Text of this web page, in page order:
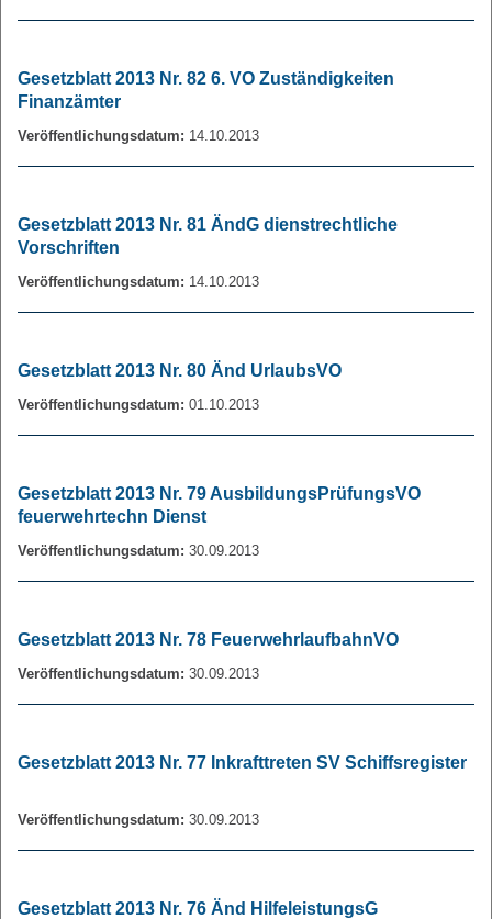
Gesetzblatt 2013 Nr. 82 6. VO Zuständigkeiten
Finanzämter
Veröffentlichungsdatum: 14.10.2013
Gesetzblatt 2013 Nr. 81 ÄndG dienstrechtliche
Vorschriften
Veröffentlichungsdatum: 14.10.2013
Gesetzblatt 2013 Nr. 80 Änd UrlaubsVO
Veröffentlichungsdatum: 01.10.2013
Gesetzblatt 2013 Nr. 79 AusbildungsPrüfungsVO
feuerwehrtechn Dienst
Veröffentlichungsdatum: 30.09.2013
Gesetzblatt 2013 Nr. 78 FeuerwehrlaufbahnVO
Veröffentlichungsdatum: 30.09.2013
Gesetzblatt 2013 Nr. 77 Inkrafttreten SV Schiffsregister
Veröffentlichungsdatum: 30.09.2013
Gesetzblatt 2013 Nr. 76 Änd HilfeleistungsG